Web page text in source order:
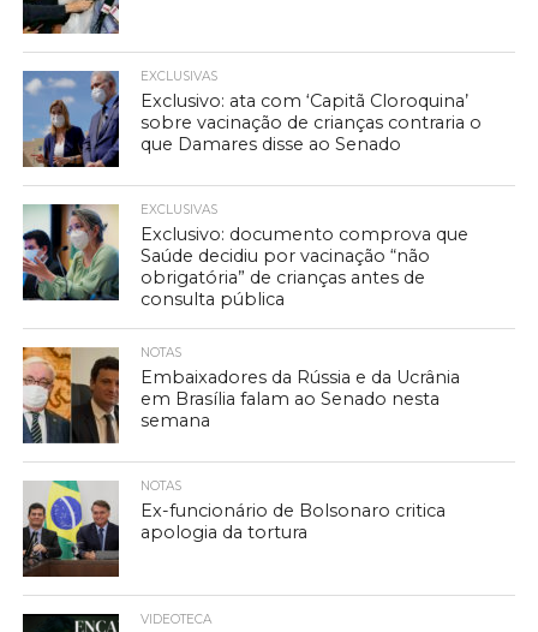
EXCLUSIVAS
Exclusivo: ata com ‘Capitã Cloroquina’
sobre vacinação de crianças contraria o
que Damares disse ao Senado
EXCLUSIVAS
Exclusivo: documento comprova que
Saúde decidiu por vacinação “não
obrigatória” de crianças antes de
consulta pública
NOTAS
Embaixadores da Rússia e da Ucrânia
em Brasília falam ao Senado nesta
semana
NOTAS
Ex-funcionário de Bolsonaro critica
apologia da tortura
VIDEOTECA